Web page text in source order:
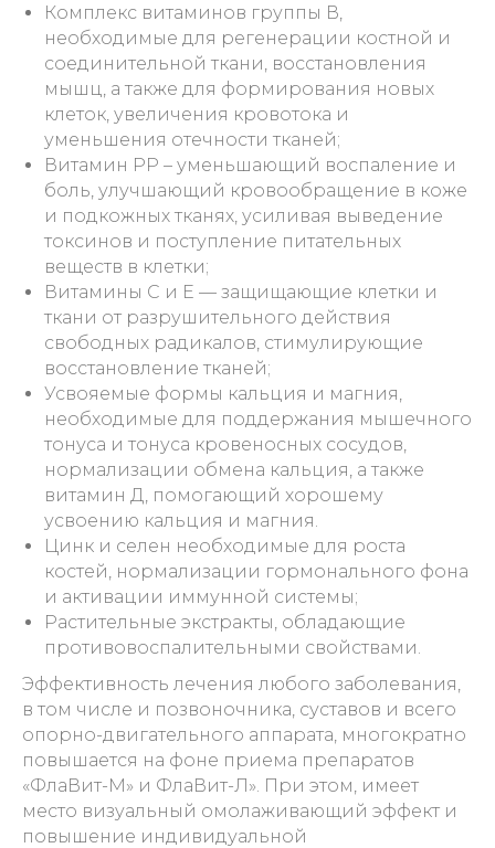
Комплекс витаминов группы В,
необходимые для регенерации костной и
соединительной ткани, восстановления
мышц, а также для формирования новых
клеток, увеличения кровотока и
уменьшения отечности тканей;
Витамин РР – уменьшающий воспаление и
боль, улучшающий кровообращение в коже
и подкожных тканях, усиливая выведение
токсинов и поступление питательных
веществ в клетки;
Витамины С и Е — защищающие клетки и
ткани от разрушительного действия
свободных радикалов, стимулирующие
восстановление тканей;
Усвояемые формы кальция и магния,
необходимые для поддержания мышечного
тонуса и тонуса кровеносных сосудов,
нормализации обмена кальция, а также
витамин Д, помогающий хорошему
усвоению кальция и магния.
Цинк и селен необходимые для роста
костей, нормализации гормонального фона
и активации иммунной системы;
Растительные экстракты, обладающие
противовоспалительными свойствами.
Эффективность лечения любого заболевания,
в том числе и позвоночника, суставов и всего
опорно-двигательного аппарата, многократно
повышается на фоне приема препаратов
«ФлаВит-М» и ФлаВит-Л». При этом, имеет
место визуальный омолаживающий эффект и
повышение индивидуальной